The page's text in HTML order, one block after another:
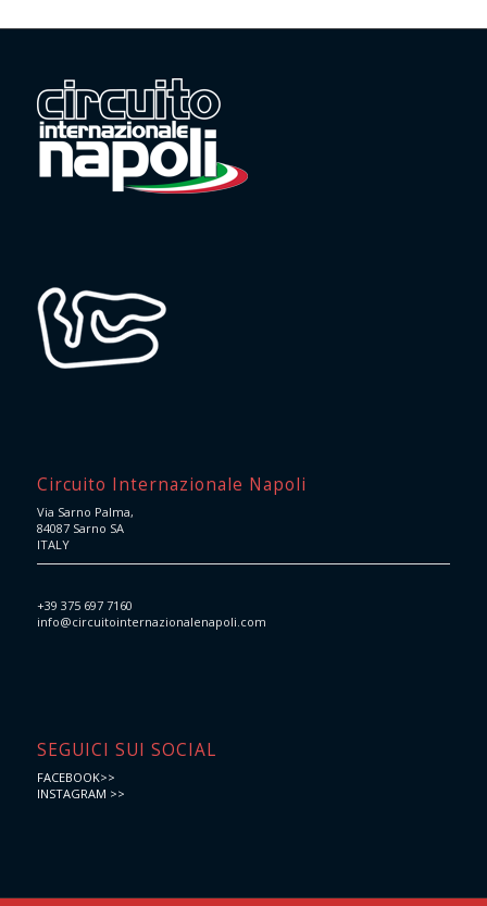
Circuito Internazionale Napoli
Via Sarno Palma,
84087 Sarno SA
ITALY
+39 375 697 7160
info@circuitointernazionalenapoli.com
SEGUICI SUI SOCIAL
FACEBOOK>>
INSTAGRAM >>